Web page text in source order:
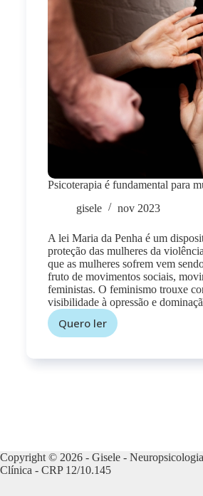
Psicoterapia é fundamental para
gisele
nov 2023
A lei Maria da Penha é um
proteção das mulheres da
que as mulheres sofrem vem
fruto de movimentos sociais,
feministas. O feminismo trouxe
visibilidade à opressão e
Quero ler
Copyright © 2026 - Gisele -
Clínica - CRP 12/10.145